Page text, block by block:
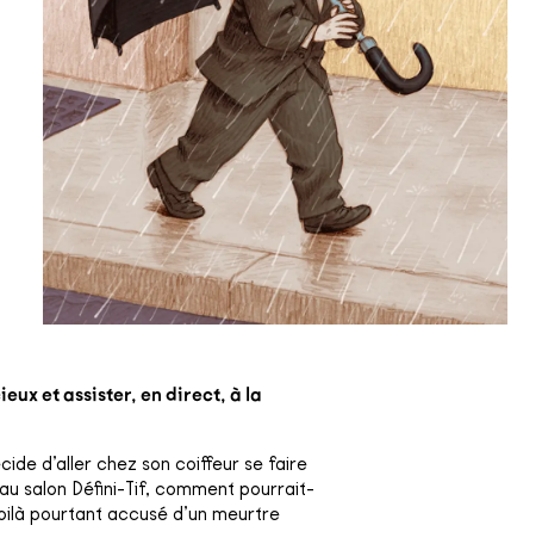
et assister, en direct, à la
d’aller chez son coiffeur se faire
salon Défini-Tif, comment pourrait-
pourtant accusé d’un meurtre